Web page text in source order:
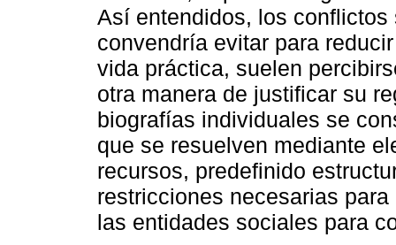
Así entendidos, los
convendría evitar para
vida práctica, suelen
otra manera de justificar su
biografías individuales se
que se resuelven mediante
recursos, predefinido
restricciones necesarias
las entidades sociales para